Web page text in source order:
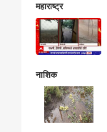
महाराष्ट्र
नाशिक